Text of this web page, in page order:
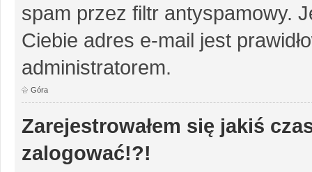
spam przez filtr antyspamowy.
Ciebie adres e-mail jest
administratorem.
Góra
Zarejestrowałem się jakiś
zalogować!?!